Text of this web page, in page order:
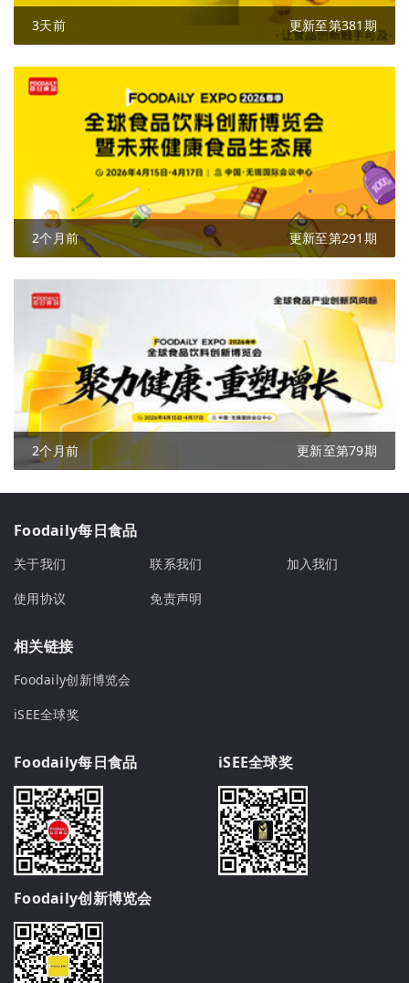
3天前 更新至第381期
2个月前 更新至第291期
2个月前 更新至第79期
Foodaily每日食品
关于我们 联系我们
加入我们
使用协议
免责声明
相关链接
Foodaily创新博览会
iSEE全球奖
Foodaily每日食品 iSEE全球奖
Foodaily创新博览会